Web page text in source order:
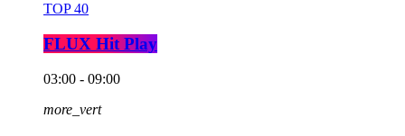
TOP 40
FLUX Hit Play
03:00 - 09:00
more_vert